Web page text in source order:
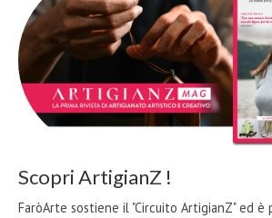
Scopri ArtigianZ !
FaròArte sostiene il "Circuito ArtigianZ" ed è